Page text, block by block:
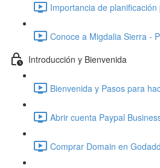
Importancia de
Conoce a Migdalia Sierra -
Introducción y Bienvenida
Bienvenida y Pasos para
Abrir cuenta Paypal
Comprar Domain en